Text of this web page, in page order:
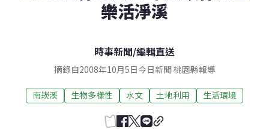
樂活淨溪
時事新聞/編輯直送
摘錄自2008年10月5日今日新聞 桃園縣報導
南崁溪 生物多樣性 水文 土地利用 生活環境